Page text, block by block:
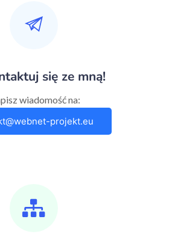
się ze mną!
wiadomość na:
projekt.eu